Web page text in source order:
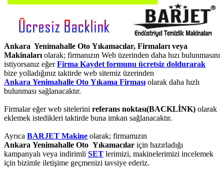
Ankara Yenimahalle Oto Yıkamacılar, Firmaları veya
Makinalarıolarak; firmanızın Web üzerinden daha hızı bulunmasını
istiyorsanız eğerFirma Kaydet formunu ücretsiz doldurarak
bize yolladığınız taktirde web sitemiz üzerinden
Ankara Yenimahalle Oto Yıkama Firmasıolarak daha hızlı
bulunması sağlanacaktır.
Firmalar eğer web sitelerini referans noktası(BACKLİNK) olarak
eklemek istedikleri taktirde buna imkan sağlanacaktır.
Ayrıca BARJET Makine olarak; firmamızın
Ankara Yenimahalle Oto Yıkamacılar için hazırladığı
kampanyalı veya indirimli SET lerimizi, makinelerimizi incelemek
için bizimle iletişime geçmenizi tavsiye ederiz.